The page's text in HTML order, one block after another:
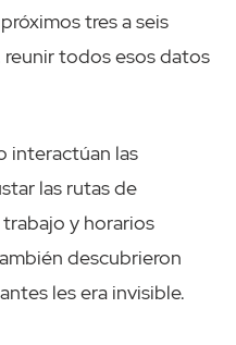
tres a seis
reunir todos esos datos
interactúan las
las rutas de
y horarios
descubrieron
les era invisible.